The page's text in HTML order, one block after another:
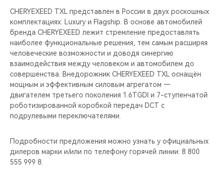
CHERYEXEED TXL представлен в России в двух роскошных
комплектациях: Luxury и Flagship. В основе автомобилей
бренда CHERYEXEED лежит стремление предоставлять
наиболее функциональные решения, тем самым расширяя
человеческие возможности и доводя синергию
взаимодействия между человеком и автомобилем до
совершенства. Внедорожник CHERYEXEED TXL оснащён
мощным и эффективным силовым агрегатом —
двигателем третьего поколения 1.6TGDI и 7-ступенчатой
роботизированной коробкой передач DCT с
подрулевыми переключателями.
Подробности предложения можно узнать у официальных
дилеров марки и/или по телефону горячей линии: 8 800
555 999 8.